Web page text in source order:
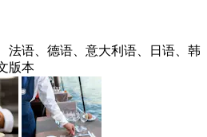
法语、德语、意大利语、日语、韩
版本